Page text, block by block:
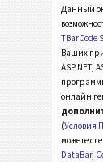
Данный
TBarCode
Ваших
ASP.NET,
онлайн
(Условия
можете
DataBar,